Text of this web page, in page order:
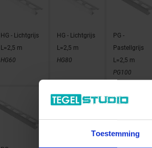
Toestemming
HG - Lichtgrijs
L=2,5 m
HG60
HG - Lichtgrijs
L=2,5 m
HG80
PG -
Pastellgrijs
L=2,5 m
PG100